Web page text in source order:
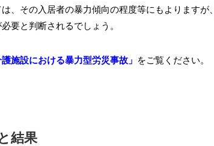
その入居者の暴力傾向の程度等にもよりますが、
要と判断されるでしょう。
護施設における暴力型労災事故」 をご覧ください。
結果